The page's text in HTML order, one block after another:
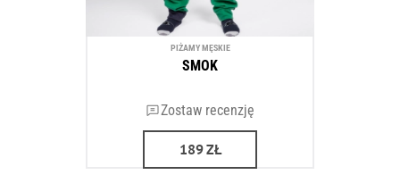
PIŻAMY MĘSKIE
SMOK
Zostaw recenzję
189ZŁ